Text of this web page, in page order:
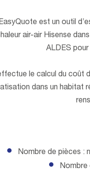
est un outil
air-air Hisense
ALDES
le calcul du coût
dans un habitat
Nombre de pièces :
Nombre